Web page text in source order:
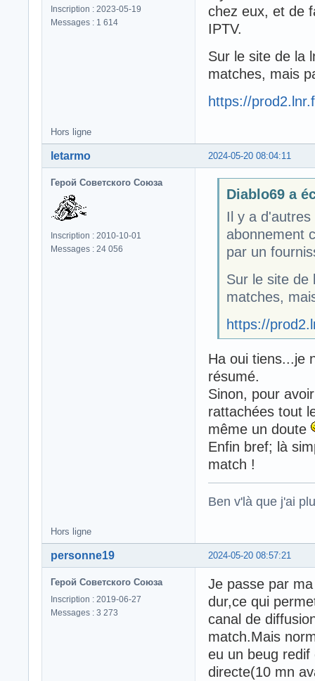
Inscription : 2023-05-19
Messages : 1 614
chez eux, et de
IPTV.
Sur le site de la
matches, mais
https://
Hors ligne
2024-05-20 08:04:11
letarmo
Герой Советского Союза
Inscription : 2010-10-01
Messages : 24 056
Diablo69 a
Il y a d'autres
abonnement
par un
Sur le site de
matches,
https://
Ha oui tiens...je
résumé.
Sinon, pour
rattachées tout
même un doute
Enfin bref; là
match !
Ben v'là que j'ai
Hors ligne
2024-05-20 08:57:21
personne19
Герой Советского Союза
Inscription : 2019-06-27
Messages : 3 273
Je passe par
dur,ce qui
canal de
match.Mais
eu un beug
directe(10 mn